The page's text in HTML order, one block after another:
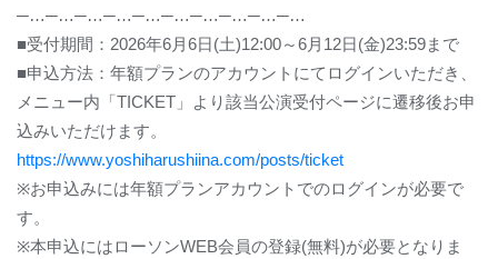
─…─…─…─…─…─…─…─…─…─…
■受付期間： 2026年6月 6日 (土)12:00～6月 12日 (金)23:59まで
■申込方法：年額プランのアカウントにてログインいただき、
メニュー内「 TICKET 」より該当公演受付ページに遷移後お申
込みいただけます。
https://www.yoshiharushiina.com/posts/ticket
※お申込みには年額プランアカウントでのログインが必要で
す。
※本申込にはローソンWEB会員の登録(無料)が必要となりま